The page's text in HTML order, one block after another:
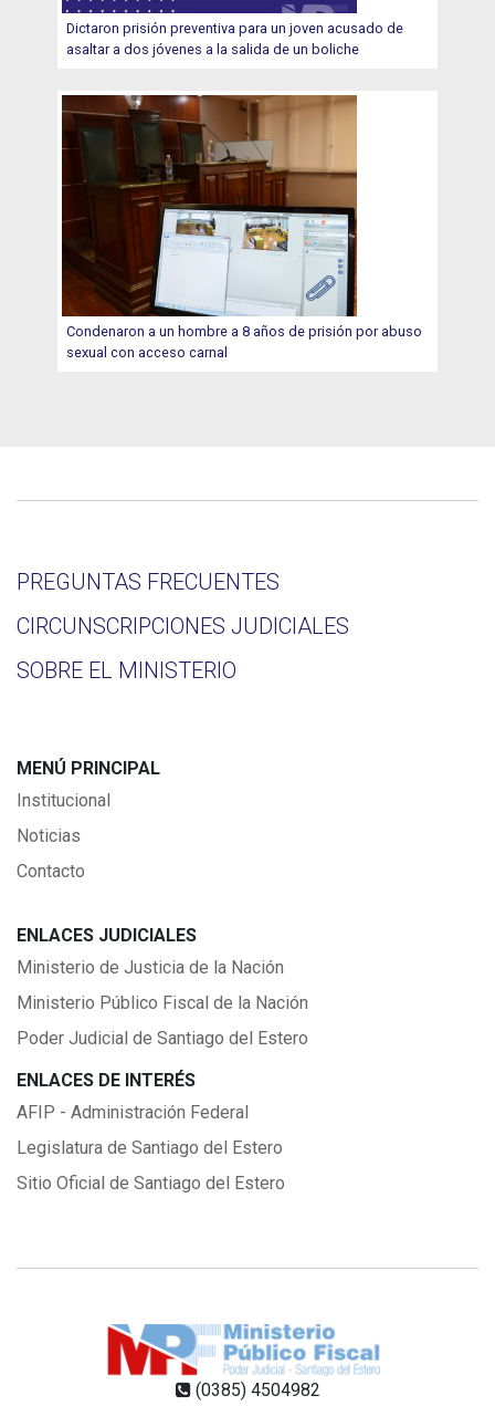
Dictaron prisión preventiva para un joven acusado de
asaltar a dos jóvenes a la salida de un boliche
Condenaron a un hombre a 8 años de prisión por abuso
sexual con acceso carnal
PREGUNTAS FRECUENTES
CIRCUNSCRIPCIONES JUDICIALES
SOBRE EL MINISTERIO
MENÚ PRINCIPAL
Institucional
Noticias
Contacto
ENLACES JUDICIALES
Ministerio de Justicia de la Nación
Ministerio Público Fiscal de la Nación
Poder Judicial de Santiago del Estero
ENLACES DE INTERÉS
AFIP - Administración Federal
Legislatura de Santiago del Estero
Sitio Oficial de Santiago del Estero
(0385) 4504982